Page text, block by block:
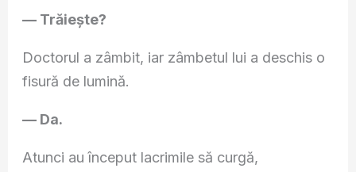
— Trăiește?
Doctorul a zâmbit, iar zâmbetul lui a deschis o
fisură de lumină.
— Da.
Atunci au început lacrimile să curgă,